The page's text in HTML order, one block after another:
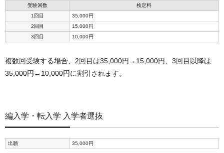
受験回数
検定料
1回目
35,000円
2回目
15,000円
3回目
10,000円
複数回受験する場合、2回目は35,000円→15,000円、3回目以降は
35,000円→10,000円に割引されます。
編入学・転入学 入学者選抜
出願 35,000円